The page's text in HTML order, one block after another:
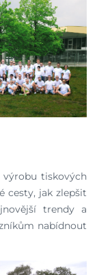
tiskových
cesty, jak zlepšit
trendy a
nabídnout